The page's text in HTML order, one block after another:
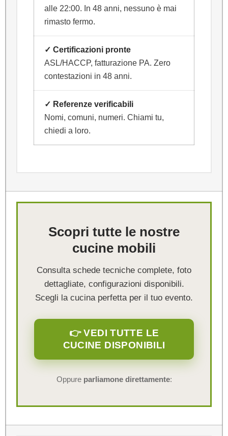
alle 22:00. In 48 anni, nessuno è mai
rimasto fermo.
✓ Certificazioni pronte
ASL/HACCP, fatturazione PA. Zero
contestazioni in 48 anni.
✓ Referenze verificabili
Nomi, comuni, numeri. Chiami tu,
chiedi a loro.
Scopri tutte le nostre
cucine mobili
Consulta schede tecniche complete, foto
dettagliate, configurazioni disponibili.
Scegli la cucina perfetta per il tuo evento.
👉 VEDI TUTTE LE
CUCINE DISPONIBILI
Oppure parliamone direttamente: